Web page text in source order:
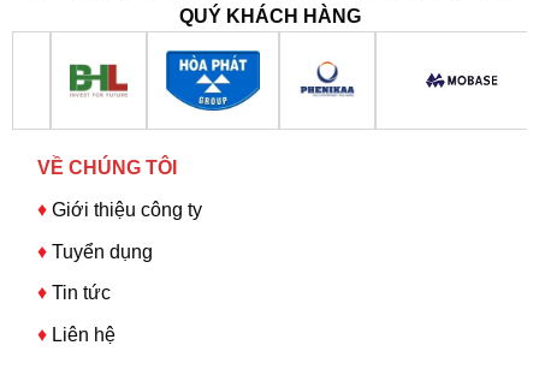
QUÝ KHÁCH HÀNG
VỀ CHÚNG TÔI
♦ Giới thiệu công ty
♦Tuyển dụng
♦ Tin tức
♦ Liên hệ